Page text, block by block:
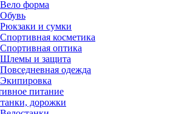
Вело форма
Обувь
Рюкзаки и сумки
Спортивная косметика
Спортивная оптика
Шлемы и защита
Повседневная одежда
Экипировка
питание
дорожки